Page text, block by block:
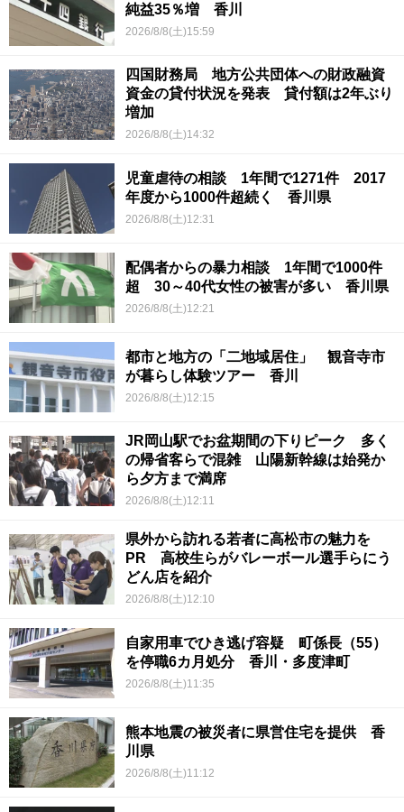
純益35％増 香川
2026/8/8(土)15:59
四国財務局 地方公共団体への財政融資
資金の貸付状況を発表 貸付額は2年ぶり
増加
2026/8/8(土)14:32
児童虐待の相談 1年間で1271件 2017
年度から1000件超続く 香川県
2026/8/8(土)12:31
配偶者からの暴力相談 1年間で1000件
超 30～40代女性の被害が多い 香川県
2026/8/8(土)12:21
都市と地方の「二地域居住」 観音寺市
が暮らし体験ツアー 香川
2026/8/8(土)12:15
JR岡山駅でお盆期間の下りピーク 多く
の帰省客らで混雑 山陽新幹線は始発か
ら夕方まで満席
2026/8/8(土)12:11
県外から訪れる若者に高松市の魅力を
PR 高校生らがバレーボール選手らにう
どん店を紹介
2026/8/8(土)12:10
自家用車でひき逃げ容疑 町係長（55）
を停職6カ月処分 香川・多度津町
2026/8/8(土)11:35
熊本地震の被災者に県営住宅を提供 香
川県
2026/8/8(土)11:12